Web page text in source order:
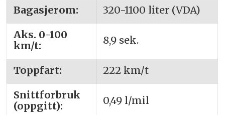
Bagasjerom:
320-1100 liter (VDA)
Aks. 0-100
km/t:
8,9 sek.
Toppfart:
222 km/t
Snittforbruk
(oppgitt):
0,49 l/mil